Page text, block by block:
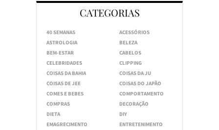
CATEGORIAS
40 SEMANAS
ACESSÓRIOS
ASTROLOGIA
BELEZA
BEM-ESTAR
CABELOS
CELEBRIDADES
CLIPPING
COISAS DA BAHIA
COISAS DA JU
COISAS DE JEE
COISAS DO JAPÃO
COMES E BEBES
COMPORTAMENTO
COMPRAS
DECORAÇÃO
DIETA
DIY
EMAGRECIMENTO
ENTRETENIMENTO